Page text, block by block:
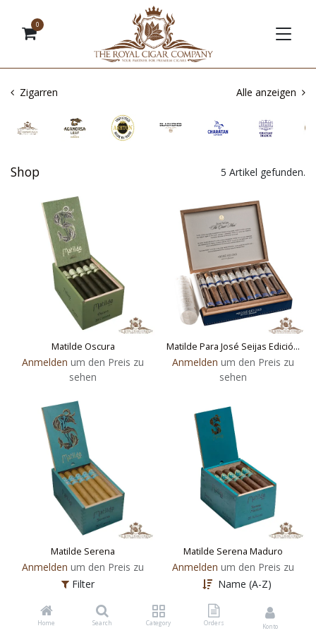
Filter Name (A-Z)
Home Search Category Orders Konto
0
Zigarren Alle anzeigen
Shop 5 Artikel gefunden.
Matilde Oscura
Anmelden um den Preis zu
sehen
Matilde Para José Seijas Edición Limitada
Anmelden um den Preis zu
sehen
Matilde Serena
Anmelden um den Preis zu
sehen
Matilde Serena Maduro
Anmelden um den Preis zu
sehen